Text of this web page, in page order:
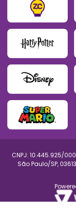
CNPJ: 10.445.925/
São Paulo/SP,